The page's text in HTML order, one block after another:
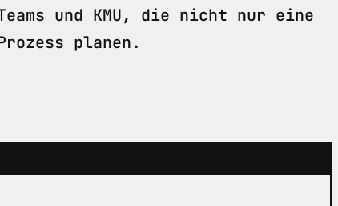
und KMU, die nicht nur eine
planen.